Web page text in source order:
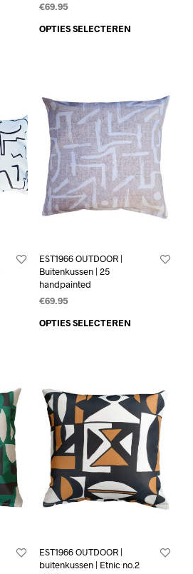
€69.95
OPTIES SELECTEREN
EST1966 OUTDOOR |
Buitenkussen | 25
handpainted
€69.95
OPTIES SELECTEREN
EST1966 OUTDOOR |
buitenkussen | Etnic no.2